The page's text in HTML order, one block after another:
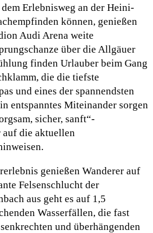
Erlebnisweg an der Heini-
können, genießen
Audi Arena weite
über die Allgäuer
finden Urlauber beim Gang
die die tiefste
und eines der spannendsten
entspanntes Miteinander sorgen
sicher, sanft“-
auf die aktuellen
genießen Wanderer auf
Felsenschlucht der
aus geht es auf 1,5
Wasserfällen, die fast
und überhängenden